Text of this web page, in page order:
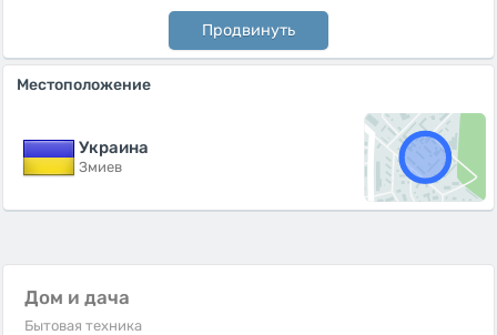
Продвинуть
Местоположение
Украина
Змиев
Дом и дача
Бытовая техника